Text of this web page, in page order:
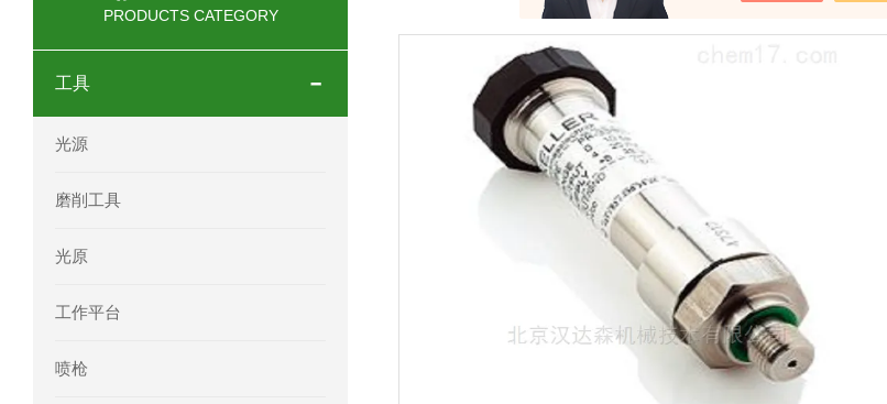
OEMER三相同步电机MTES 160MA/2参数及应用
OEMER三相同步电机MTES 132SA/2参数应用
OEMER电机QLS 180M环保农业领域应用
mini motor电机MCE 320P2T参数特点介绍
PRODUCTS CATEGORY
工具
光源
磨削工具
光原
工作平台
喷枪